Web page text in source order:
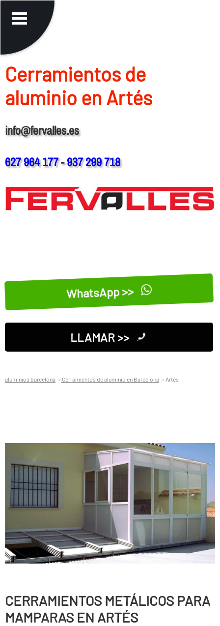
Cerramientos de
aluminio en Artés
info@fervalles.es
627 964 177-937 299 718
WhatsApp >>
LLAMAR >>
aluminios barcelona Cerramientos de aluminio en Barcelona Artés
CERRAMIENTOS METÁLICOS PARA
MAMPARAS EN ARTÉS